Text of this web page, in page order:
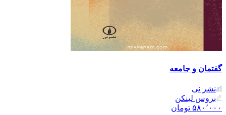
گفتمان و جامعه
نشر نی
بروس لینکن
۵۸۰٬۰۰۰ تومان